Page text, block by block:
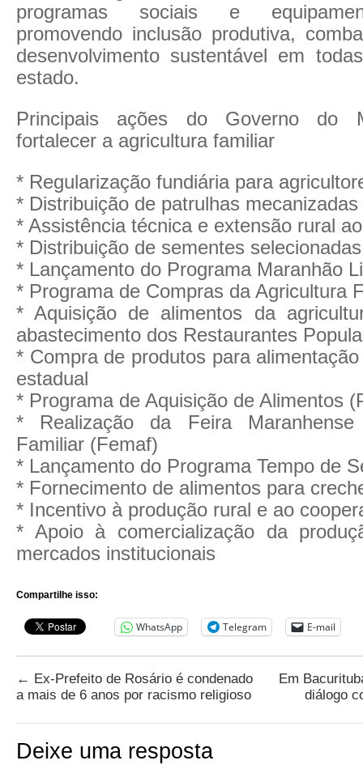
programas sociais e
promovendo inclusão produtiva,
desenvolvimento sustentável em
estado.
Principais ações do Governo do
fortalecer a agricultura familiar
* Regularização fundiária para
* Distribuição de patrulhas
* Assistência técnica e extensão rural
* Distribuição de sementes selecionadas
* Lançamento do Programa Maranhão
* Programa de Compras da Agricultura
* Aquisição de alimentos da
abastecimento dos Restaurantes
* Compra de produtos para
estadual
* Programa de Aquisição de Alimentos
* Realização da Feira Maranhense
Familiar (Femaf)
* Lançamento do Programa Tempo de
* Fornecimento de alimentos para
* Incentivo à produção rural e ao
* Apoio à comercialização da
mercados institucionais
Compartilhe isso:
WhatsApp Telegram E-mail
← Ex-Prefeito de Rosário é condenado
a mais de 6 anos por racismo religioso
Em
diálogo
Deixe uma resposta